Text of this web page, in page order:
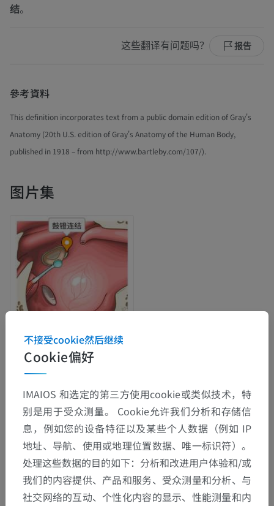
结。
这些翻译有问题吗？ 报告
參考資料
This definition incorporates text from a public domain edition of Gray's
Anatomy (20th U.S. edition of Gray's Anatomy of the Human Body,
published in 1918 – from http://www.bartleby.com/107/).
图片集
解剖层次
人体解剖学2
人体解剖学1
系统解剖学> 关节> 颅骨连结 > 颅骨纤维连结>
颅骨韧带联合> 听小骨关节> 鼓镫连结
Cookie偏好
不接受cookie然后继续
IMAIOS 和选定的第三方使用cookie或类似技术，特
别是用于受众测量。 Cookie允许我们分析和存储信
息，例如您的设备特征以及某些个人数据（例如 IP
地址、导航、使用或地理位置数据、唯一标识符）。
处理这些数据的目的如下：分析和改进用户体验和/或
我们的内容提供、产品和服务、受众测量和分析、与
社交网络的互动、个性化内容的显示、性能测量和内